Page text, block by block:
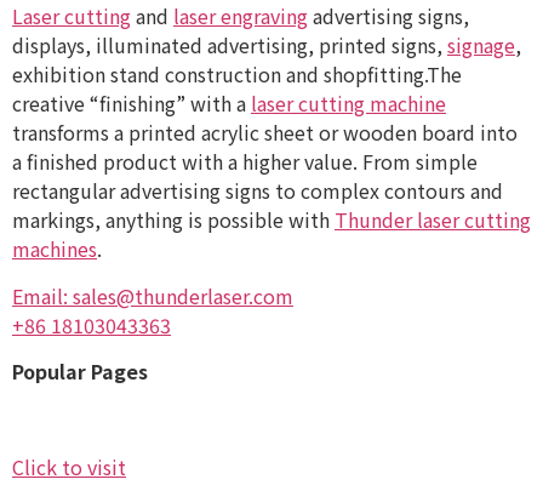
Laser cuttingand laser engravingadvertising signs,
displays, illuminated advertising, printed signs,signage,
exhibition stand construction and shopfitting.The
creative “finishing” with a laser cutting machine
transforms a printed acrylic sheet or wooden board into
a finished product with a higher value. From simple
rectangular advertising signs to complex contours and
markings, anything is possible with Thunder laser cutting
machines.
Email: sales@thunderlaser.com
+86 18103043363
Popular Pages
Click to visit